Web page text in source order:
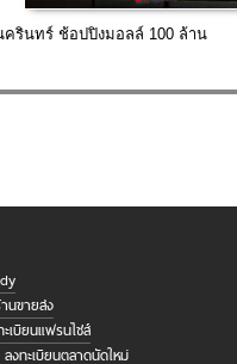
ครินทร์ ช้อปปิงมอลล์ 100 ล้าน
นขายส่ง
ะเบียนแฟรนไชส์
ลงทะเบียนตลาดนัดใหม่